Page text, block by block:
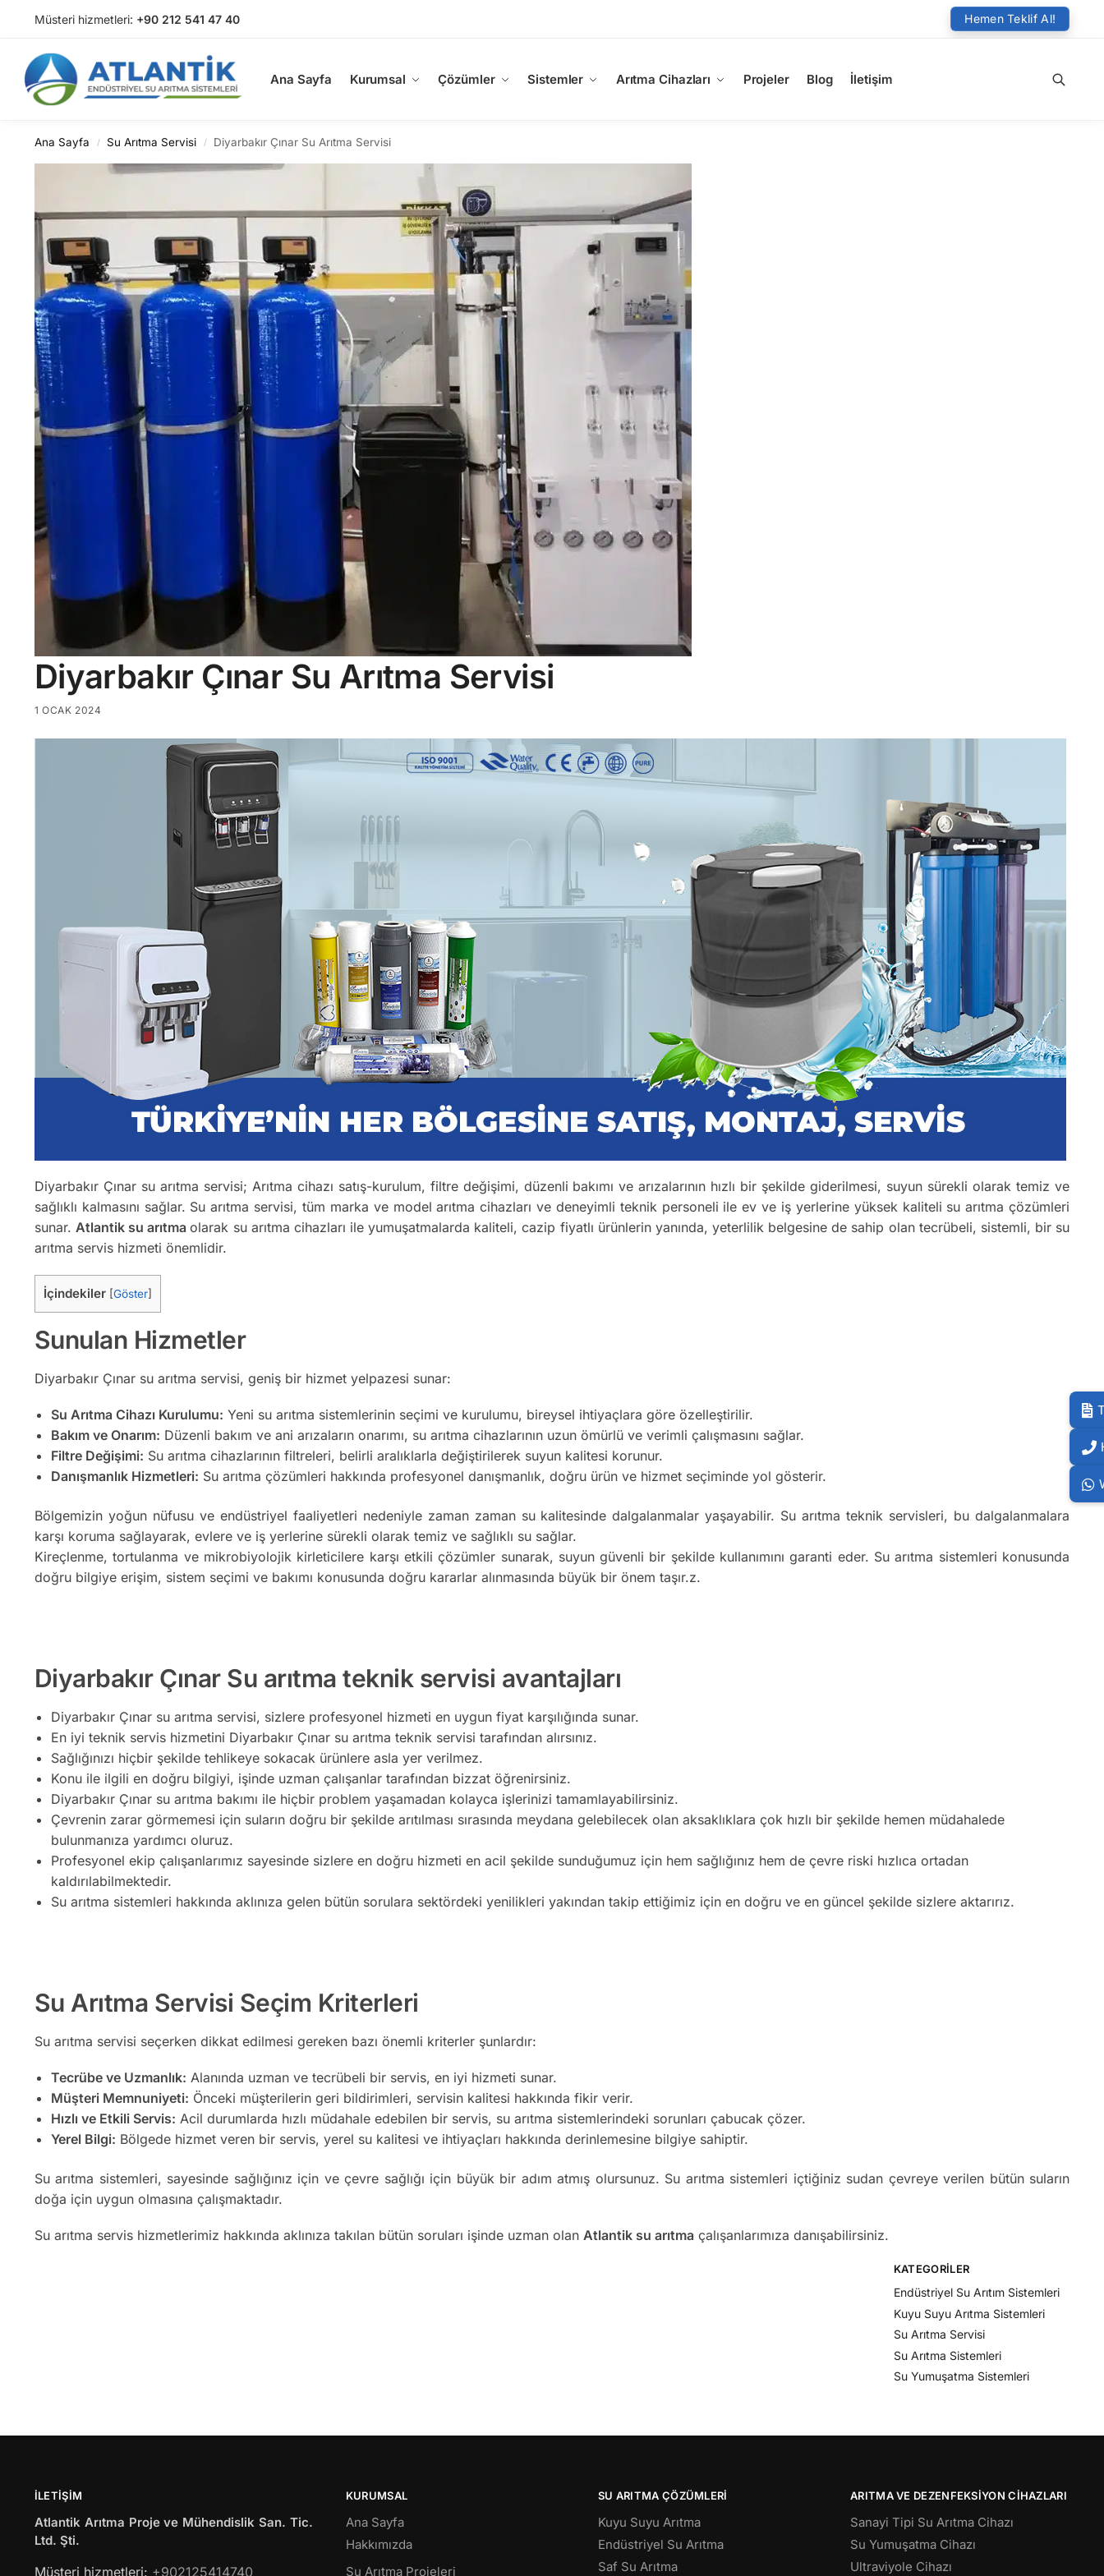
Müsteri hizmetleri: +90 212 541 47 40 Hemen Teklif Al!
Ana Sayfa Kurumsal Çözümler Sistemler Arıtma Cihazları Projeler Blog İletişim
Arama
Ara
Ana Sayfa / Su Arıtma Servisi / Diyarbakır Çınar Su Arıtma Servisi
Diyarbakır Çınar Su Arıtma Servisi
1 OCAK 2024
Diyarbakır Çınar su arıtma servisi; Arıtma cihazı satış-kurulum, filtre değişimi, düzenli bakımı ve arızalarının hızlı bir şekilde giderilmesi, suyun sürekli olarak temiz ve
sağlıklı kalmasını sağlar. Su arıtma servisi, tüm marka ve model arıtma cihazları ve deneyimli teknik personeli ile ev ve iş yerlerine yüksek kaliteli su arıtma çözümleri
sunar.Atlantik su arıtmaolarak su arıtma cihazları ile yumuşatmalarda kaliteli, cazip fiyatlı ürünlerin yanında, yeterlilik belgesine de sahip olan tecrübeli, sistemli, bir su
arıtma servis hizmeti önemlidir.
İçindekiler [Göster]
Sunulan Hizmetler
Diyarbakır Çınar su arıtma servisi, geniş bir hizmet yelpazesi sunar:
Su Arıtma Cihazı Kurulumu: Yeni su arıtma sistemlerinin seçimi ve kurulumu, bireysel ihtiyaçlara göre özelleştirilir.
Bakım ve Onarım: Düzenli bakım ve ani arızaların onarımı, su arıtma cihazlarının uzun ömürlü ve verimli çalışmasını sağlar.
Filtre Değişimi: Su arıtma cihazlarının filtreleri, belirli aralıklarla değiştirilerek suyun kalitesi korunur.
Danışmanlık Hizmetleri: Su arıtma çözümleri hakkında profesyonel danışmanlık, doğru ürün ve hizmet seçiminde yol gösterir.
Bölgemizin yoğun nüfusu ve endüstriyel faaliyetleri nedeniyle zaman zaman su kalitesinde dalgalanmalar yaşayabilir. Su arıtma teknik servisleri, bu dalgalanmalara
karşı koruma sağlayarak, evlere ve iş yerlerine sürekli olarak temiz ve sağlıklı su sağlar.
Kireçlenme, tortulanma ve mikrobiyolojik kirleticilere karşı etkili çözümler sunarak, suyun güvenli bir şekilde kullanımını garanti eder. Su arıtma sistemleri konusunda
doğru bilgiye erişim, sistem seçimi ve bakımı konusunda doğru kararlar alınmasında büyük bir önem taşır.z.
Diyarbakır Çınar Su arıtma teknik servisi avantajları
Diyarbakır Çınar su arıtma servisi, sizlere profesyonel hizmeti en uygun fiyat karşılığında sunar.
En iyi teknik servis hizmetini Diyarbakır Çınar su arıtma teknik servisi tarafından alırsınız.
Sağlığınızı hiçbir şekilde tehlikeye sokacak ürünlere asla yer verilmez.
Konu ile ilgili en doğru bilgiyi, işinde uzman çalışanlar tarafından bizzat öğrenirsiniz.
Diyarbakır Çınar su arıtma bakımı ile hiçbir problem yaşamadan kolayca işlerinizi tamamlayabilirsiniz.
Çevrenin zarar görmemesi için suların doğru bir şekilde arıtılması sırasında meydana gelebilecek olan aksaklıklara çok hızlı bir şekilde hemen müdahalede
bulunmanıza yardımcı oluruz.
Profesyonel ekip çalışanlarımız sayesinde sizlere en doğru hizmeti en acil şekilde sunduğumuz için hem sağlığınız hem de çevre riski hızlıca ortadan
kaldırılabilmektedir.
Su arıtma sistemleri hakkında aklınıza gelen bütün sorulara sektördeki yenilikleri yakından takip ettiğimiz için en doğru ve en güncel şekilde sizlere aktarırız.
Su Arıtma Servisi Seçim Kriterleri
Su arıtma servisi seçerken dikkat edilmesi gereken bazı önemli kriterler şunlardır:
Tecrübe ve Uzmanlık: Alanında uzman ve tecrübeli bir servis, en iyi hizmeti sunar.
Müşteri Memnuniyeti: Önceki müşterilerin geri bildirimleri, servisin kalitesi hakkında fikir verir.
Hızlı ve Etkili Servis: Acil durumlarda hızlı müdahale edebilen bir servis, su arıtma sistemlerindeki sorunları çabucak çözer.
Yerel Bilgi: Bölgede hizmet veren bir servis, yerel su kalitesi ve ihtiyaçları hakkında derinlemesine bilgiye sahiptir.
Su arıtma sistemleri, sayesinde sağlığınız için ve çevre sağlığı için büyük bir adım atmış olursunuz. Su arıtma sistemleri içtiğiniz sudan çevreye verilen bütün suların
doğa için uygun olmasına çalışmaktadır.
Su arıtma servis hizmetlerimiz hakkında aklınıza takılan bütün soruları işinde uzman olan Atlantik su arıtma çalışanlarımıza danışabilirsiniz.
KATEGORILER
Endüstriyel Su Arıtım Sistemleri
Kuyu Suyu Arıtma Sistemleri
Su Arıtma Servisi
Su Arıtma Sistemleri
Su Yumuşatma Sistemleri
İLETIŞIM
Atlantik Arıtma Proje ve Mühendislik San. Tic.
Ltd. Şti.
Müsteri hizmetleri: +902125414740
KURUMSAL
Ana Sayfa
Hakkımızda
Su Arıtma Projeleri
SU ARITMA ÇÖZÜMLERI
Kuyu Suyu Arıtma
Endüstriyel Su Arıtma
Saf Su Arıtma
ARITMA VE DEZENFEKSIYON CIHAZLARI
Sanayi Tipi Su Arıtma Cihazı
Su Yumuşatma Cihazı
Ultraviyole Cihazı